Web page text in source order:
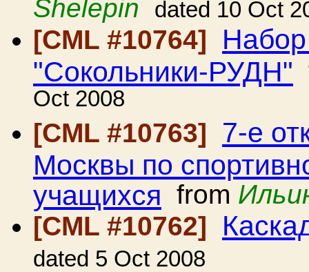
Shelepin dated 10 Oct
[CML #10764]
"Сокольники-РУДН"
Oct 2008
[CML #10763]
7-е
Москвы по
учащихся from
[CML #10762]
dated 5 Oct 2008